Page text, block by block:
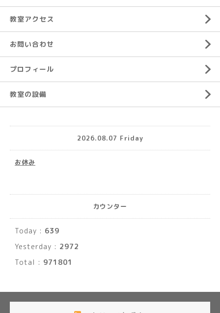
教室アクセス
お問い合わせ
プロフィール
教室の設備
2026.08.07 Friday
お休み
カウンター
Today : 639
Yesterday : 2972
Total : 971801